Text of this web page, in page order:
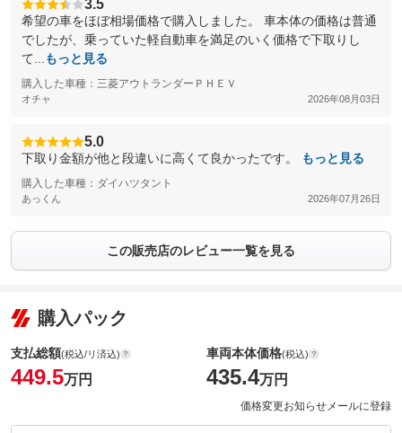
3.5
希望の車をほぼ相場価格で購入しました。 車本体の価格は普通
でしたが、乗っていた軽自動車を満足のいく価格で下取りし
て...
もっと見る
購入した車種：三菱アウトランダーＰＨＥＶ
オチャ 2026年08月03日
5.0
下取り金額が他と段違いに高くて良かったです。 もっと見る
購入した車種：ダイハツタント
あっくん 2026年07月26日
この販売店のレビュー一覧を見る
購入パック
支払総額(税込/リ済込)
449.5万円
車両本体価格(税込)
435.4万円
価格変更お知らせメールに登録